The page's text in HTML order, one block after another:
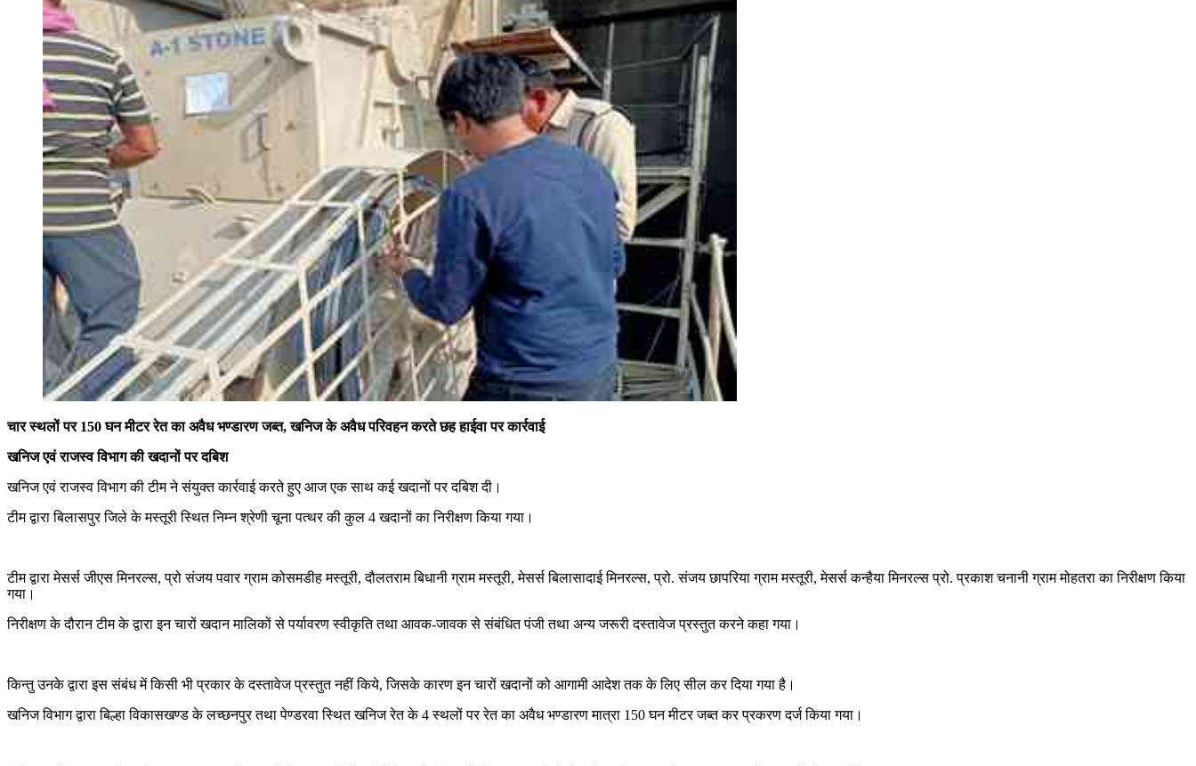
चार स्थलों पर 150 घन मीटर रेत का अवैध भण्डारण जब्त, खनिज के अवैध परिवहन करते छह हाईवा पर कार्रवाई
खनिज एवं राजस्व विभाग की खदानों पर दबिश
खनिज एवं राजस्व विभाग की टीम ने संयुक्त कार्रवाई करते हुए आज एक साथ कई खदानों पर दबिश दी।
टीम द्वारा बिलासपुर जिले के मस्तूरी स्थित निम्न श्रेणी चूना पत्थर की कुल 4 खदानों का निरीक्षण किया गया।
टीम द्वारा मेसर्स जीएस मिनरल्स, प्रो संजय पवार ग्राम कोसमडीह मस्तूरी, दौलतराम बिधानी ग्राम मस्तूरी, मेसर्स बिलासादाई मिनरल्स, प्रो. संजय छापरिया ग्राम मस्तूरी, मेसर्स कन्हैया मिनरल्स प्रो. प्रकाश चनानी ग्राम मोहतरा का निरीक्षण किया
गया।
निरीक्षण के दौरान टीम के द्वारा इन चारों खदान मालिकों से पर्यावरण स्वीकृति तथा आवक-जावक से संबंधित पंजी तथा अन्य जरूरी दस्तावेज प्रस्तुत करने कहा गया।
किन्तु उनके द्वारा इस संबंध में किसी भी प्रकार के दस्तावेज प्रस्तुत नहीं किये, जिसके कारण इन चारों खदानों को आगामी आदेश तक के लिए सील कर दिया गया है।
खनिज विभाग द्वारा बिल्हा विकासखण्ड के लच्छनपुर तथा पेण्डरवा स्थित खनिज रेत के 4 स्थलों पर रेत का अवैध भण्डारण मात्रा 150 घन मीटर जब्त कर प्रकरण दर्ज किया गया।